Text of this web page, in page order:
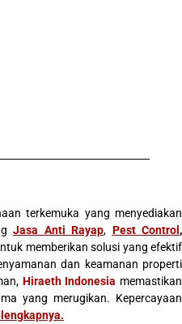
terkemuka yang menyediakan
Jasa Anti Rayap, Pest Control ,
memberikan solusi yang efektif
dan keamanan properti
Hiraeth Indonesia memastikan
yang merugikan. Kepercayaan
.